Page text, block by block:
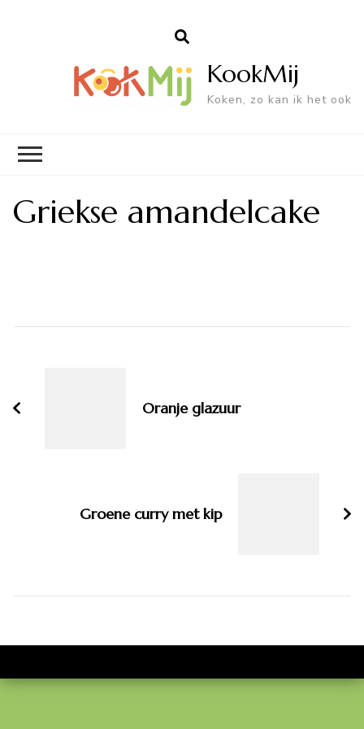
KookMij
Koken, zo kan ik het ook
Griekse amandelcake
Oranje glazuur
Groene curry met kip